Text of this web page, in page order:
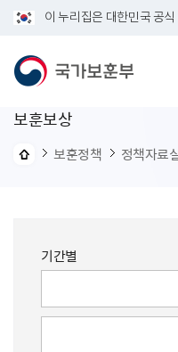
이 누리집은 대한민국 공
보훈보상
보훈정책 정책자료
기간별